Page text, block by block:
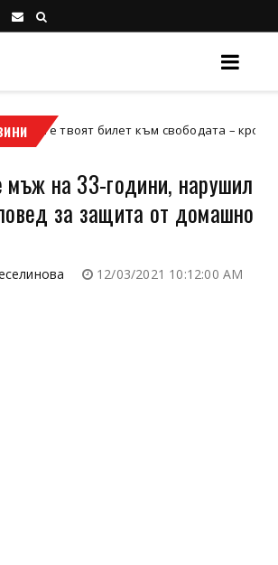
твоят билет към свободата – кросовият
на 33-години, нарушил
за защита от домашно
12/03/2021 10:12:00 AM